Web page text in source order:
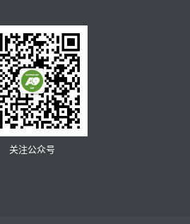
关注公众号